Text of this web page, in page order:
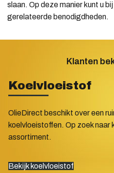
slaan. Op deze manier kunt u
gerelateerde benodigdheden.
Klanten
Koelvloeistof
OlieDirect beschikt over een
koelvloeistoffen. Op zoek naar
assortiment.
Bekijk koelvloeistof